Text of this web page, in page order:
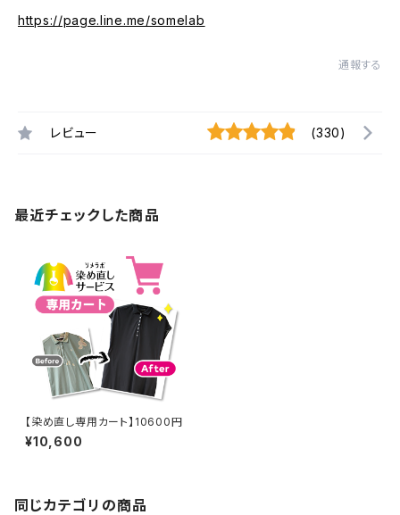
https://page.line.me/somelab
通報する
レビュー (330)
最近チェックした商品
【染め直し専用カート】10600円
¥10,600
同じカテゴリの商品